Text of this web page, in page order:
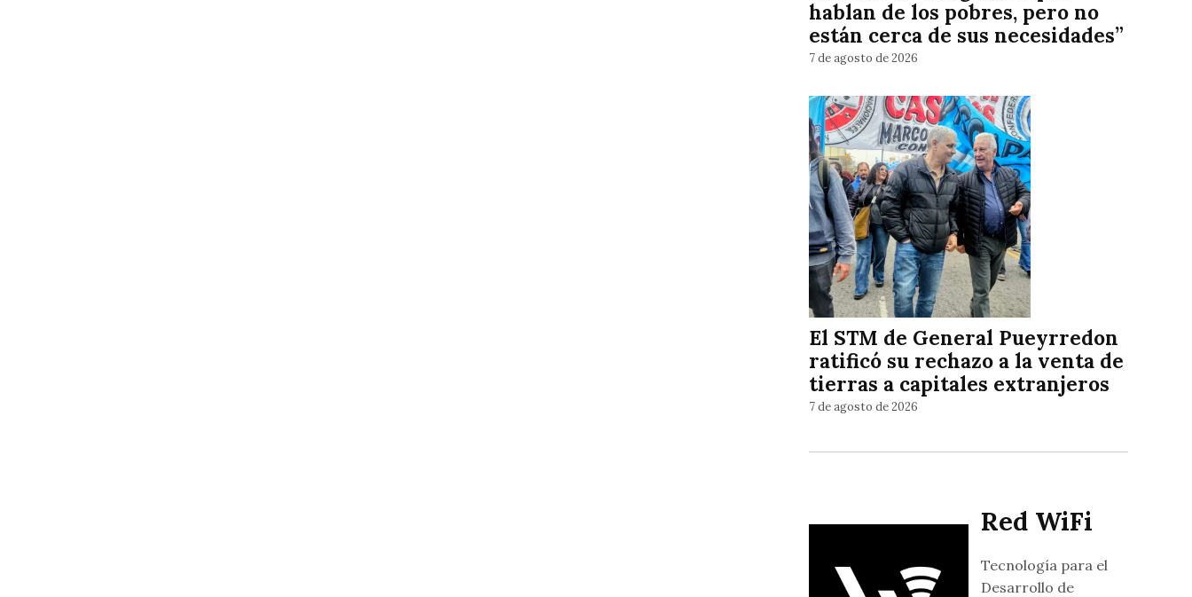
hablan de los pobres, pero no
están cerca de sus necesidades”
7 de agosto de 2026
El STM de General Pueyrredon
ratificó su rechazo a la venta de
tierras a capitales extranjeros
7 de agosto de 2026
Red WiFi
Tecnología para el
Desarrollo de